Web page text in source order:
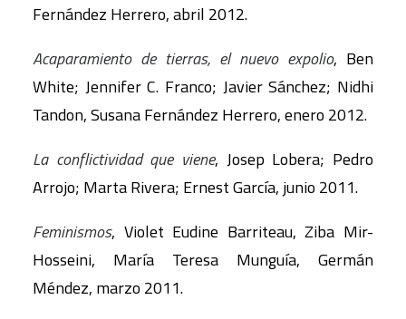
Fernández Herrero, abril 2012.
Acaparamiento de tierras, el nuevo expolio, Ben
White; Jennifer C. Franco; Javier Sánchez; Nidhi
Tandon, Susana Fernández Herrero, enero 2012.
La conflictividad que viene, Josep Lobera; Pedro
Arrojo; Marta Rivera; Ernest García, junio 2011.
Feminismos, Violet Eudine Barriteau, Ziba Mir-
Hosseini, María Teresa Munguía, Germán
Méndez, marzo 2011.